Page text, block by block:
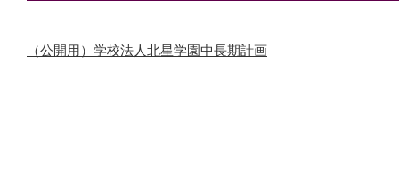
（公開用）学校法人北星学園中長期計画